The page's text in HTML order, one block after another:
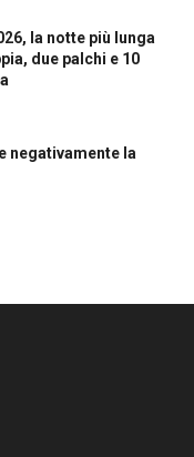
la notte più lunga
due palchi e 10
negativamente la